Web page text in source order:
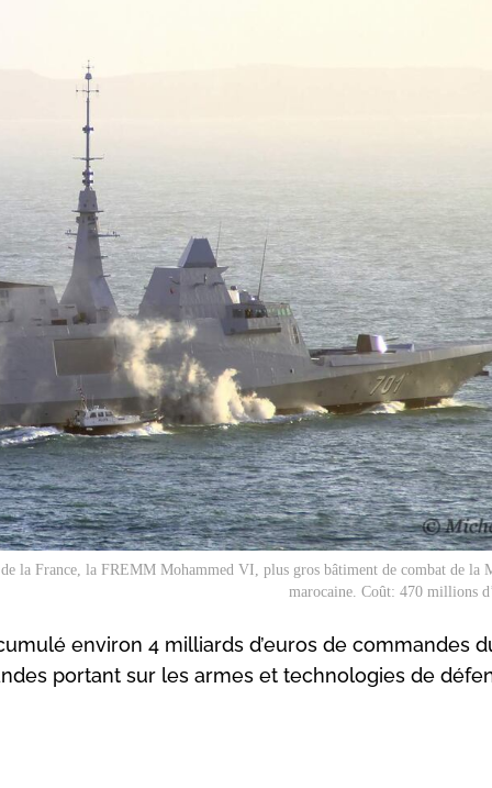
la France, la FREMM Mohammed VI, plus gros bâtiment de combat de la
marocaine. Coût: 470 millions
environ 4 milliards d’euros de commandes
portant sur les armes et technologies de